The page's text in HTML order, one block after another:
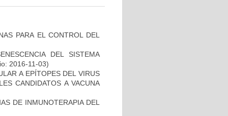
PARA EL CONTROL DEL
DEL SISTEMA
2016-11-03)
A EPÍTOPES DEL VIRUS
CANDIDATOS A VACUNA
DE INMUNOTERAPIA DEL